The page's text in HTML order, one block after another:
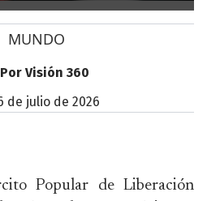
MUNDO
Por Visión 360
de julio de 2026
Popular de Liberación